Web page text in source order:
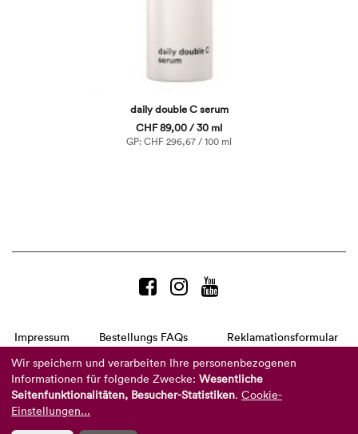
daily double C serum
CHF 89,00 / 30 ml
GP: CHF 296,67 / 100 ml
Impressum Bestellungs FAQs
Reklamationsformular
AGB
Datenschutzerklärung
Barrierefreiheitserklärung
Telefon:+49 8104 8873-310
(Mo-Do: 9-16 Uhr und Fr: 9-14 Uhr)
Wir speichern und verarbeiten Ihre personenbezogenen
Informationen für folgende Zwecke: Wesentliche
Seitenfunktionalitäten, Besucher-Statistiken. Cookie-
Einstellungen...